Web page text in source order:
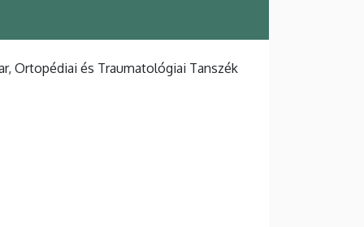
Ortopédiai és Traumatológiai Tanszék